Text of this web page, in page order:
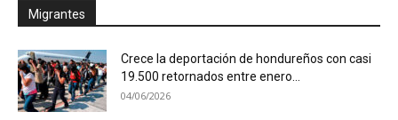
Migrantes
Crece la deportación de hondureños con casi
19.500 retornados entre enero...
04/06/2026